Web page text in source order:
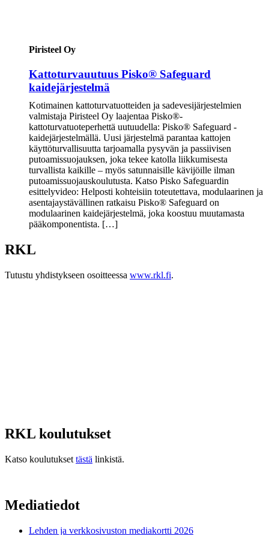
Piristeel Oy
Kattoturvauutuus Pisko® Safeguard
kaidejärjestelmä
Kotimainen kattoturvatuotteiden ja sadevesijärjestelmien
valmistaja Piristeel Oy laajentaa Pisko®-
kattoturvatuoteperhettä uutuudella: Pisko® Safeguard -
kaidejärjestelmällä. Uusi järjestelmä parantaa kattojen
käyttöturvallisuutta tarjoamalla pysyvän ja passiivisen
putoamissuojauksen, joka tekee katolla liikkumisesta
turvallista kaikille – myös satunnaisille kävijöille ilman
putoamissuojauskoulutusta. Katso Pisko Safeguardin
esittelyvideo: Helposti kohteisiin toteutettava, modulaarinen ja
asentajaystävällinen ratkaisu Pisko® Safeguard on
modulaarinen kaidejärjestelmä, joka koostuu muutamasta
pääkomponentista. […]
RKL
Tutustu yhdistykseen osoitteessa www.rkl.fi.
RKL koulutukset
Katso koulutukset tästä linkistä.
Mediatiedot
Lehden ja verkkosivuston mediakortti 2026